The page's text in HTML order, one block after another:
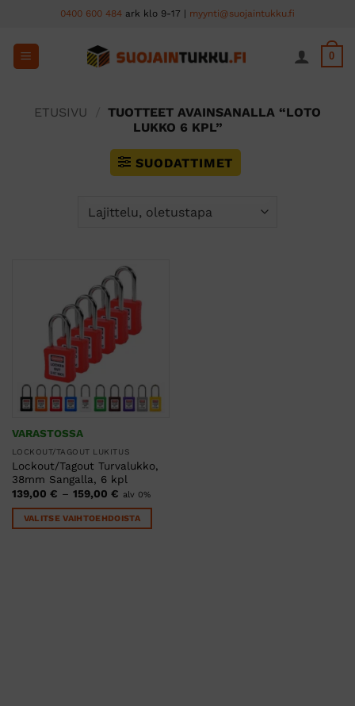
content
0400 600 484 ark klo 9-17 | myynti@suojaintukku.fi
0
ETUSIVU
TUOTTEET AVAINSANALLA “LOTO
LUKKO 6 KPL”
SUODATTIMET
VARASTOSSA
LOCKOUT/TAGOUT LUKITUS
Lockout/Tagout Turvalukko,
38mm Sangalla, 6 kpl
139,00 € – 159,00 €Hintaluokka:
-
159,00 €
alv 0%
VALITSE VAIHTOEHDOISTA